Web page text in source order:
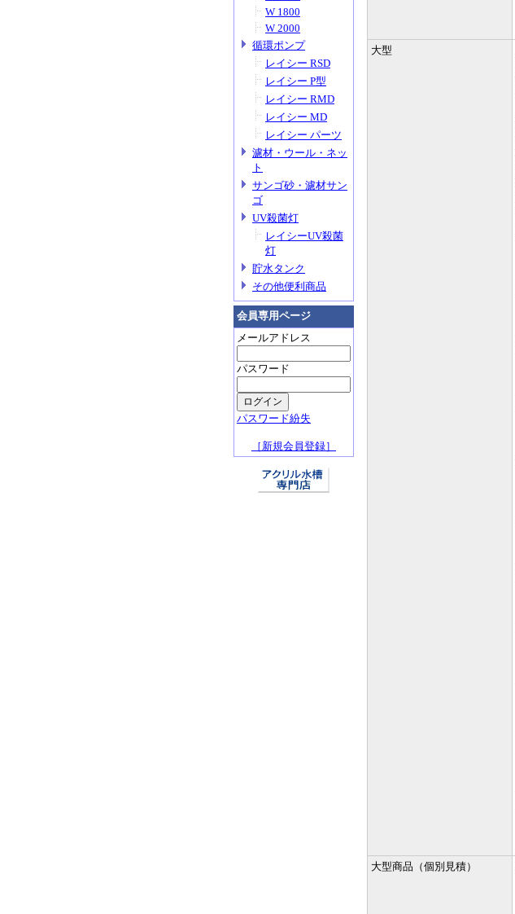
W 1800
W 2000
循環ポンプ
レイシー RSD
レイシー P型
レイシー RMD
レイシー MD
レイシー パーツ
濾材・ウール・ネッ
ト
サンゴ砂・濾材サン
ゴ
UV殺菌灯
レイシーUV殺菌
灯
貯水タンク
その他便利商品
会員専用ページ
メールアドレス
パスワード
パスワード紛失
［新規会員登録］
大型
大型商品（個別見積）